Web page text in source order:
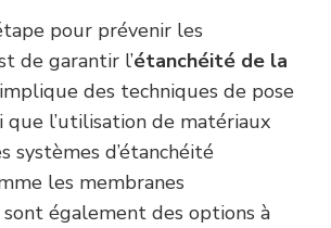
pour prévenir les
de garantir l’étanchéité de la
des techniques de pose
que l’utilisation de matériaux
systèmes d’étanchéité
les membranes
également des options à